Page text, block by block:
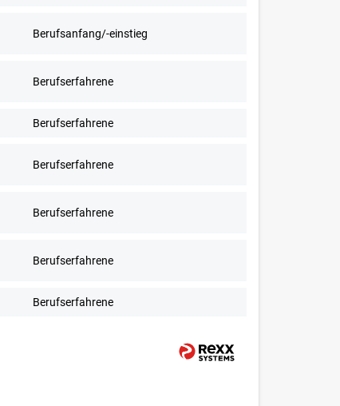
Berufsanfang/-einstieg
Berufserfahrene
Berufserfahrene
Berufserfahrene
Berufserfahrene
Berufserfahrene
Berufserfahrene